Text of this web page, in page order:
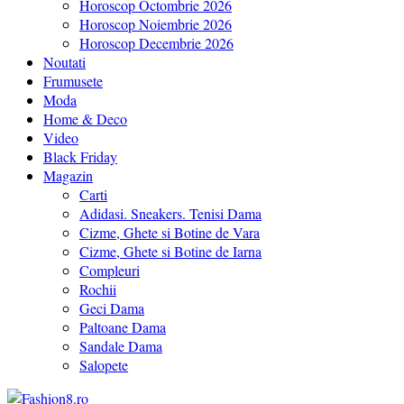
Horoscop Octombrie 2026
Horoscop Noiembrie 2026
Horoscop Decembrie 2026
Noutati
Frumusete
Moda
Home & Deco
Video
Black Friday
Magazin
Carti
Adidasi. Sneakers. Tenisi Dama
Cizme, Ghete si Botine de Vara
Cizme, Ghete si Botine de Iarna
Compleuri
Rochii
Geci Dama
Paltoane Dama
Sandale Dama
Salopete